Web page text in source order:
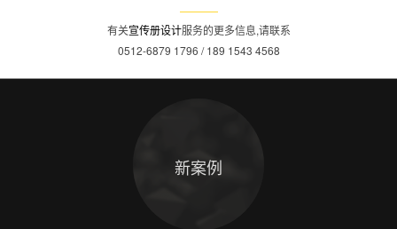
有关宣传册设计服务的更多信息,请联系
0512-6879 1796 / 189 1543 4568
新案例